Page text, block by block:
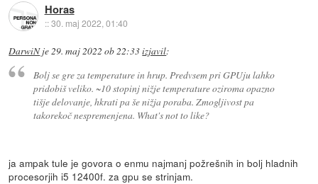
Horas
::30. maj 2022, 01:40
DarwiNje29. maj 2022 ob 22:33izjavil:
Bolj se gre za temperature in hrup. Predvsem pri GPUju lahko
pridobiš veliko. ~10 stopinj nižje temperature oziroma opazno
tišje delovanje, hkrati pa še nižja poraba. Zmogljivost pa
takorekoč nespremenjena. What's not to like?
ja ampak tule je govora o enmu najmanj požrešnih in bolj hladnih
procesorjih i5 12400f. za gpu se strinjam.